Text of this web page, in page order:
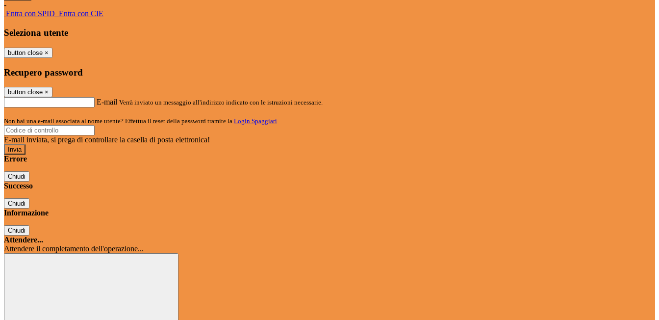
-
Entra con SPID Entra con CIE
Seleziona utente
button close ×
Recupero password
button close ×
E-mail Verrà inviato un messaggio all'indirizzo indicato con le istruzioni necessarie.
Non hai una e-mail associata al nome utente? Effettua il reset della password tramite la Login Spaggiari
E-mail inviata, si prega di controllare la casella di posta elettronica!
Errore
Chiudi
Successo
Chiudi
Informazione
Chiudi
Attendere...
Attendere il completamento dell'operazione...